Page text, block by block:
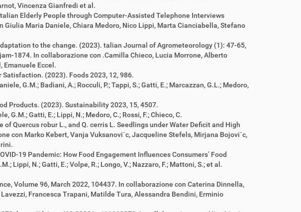
Vincenza Gianfredi et al.
Elderly People through Computer-Assisted Telephone Interviews
Maria Daniele, Chiara Medoro, Nico Lippi, Marta Cianciabella, Stefano
to the change. (2023). talian Journal of Agrometeorology (1): 47-65,
1874. In collaborazione con .Camilla Chieco, Lucia Morrone, Alberto
Emanuele Eccel.
(2023). Foods 2023, 12, 986.
G.M.; Badiani, A.; Rocculi, P.; Tappi, S.; Gatti, E.; Marcazzan, G.L.; Medoro,
Products. (2023). Sustainability 2023, 15, 4507.
Gatti, E.; Lippi, N.; Medoro, C.; Rossi, F.; Chieco, C.
Quercus robur L., and Q. cerris L. Seedlings under Water Deficit and High
con Marko Kebert, Vanja Vuksanovi´c, Jacqueline Stefels, Mirjana Bojovi´c,
19 Pandemic: How Food Engagement Influences Consumers’ Food
Lippi, N.; Gatti, E.; Volpe, R.; Longo, V.; Nazzaro, F.; Mattoni, S.; et al.
Volume 96, March 2022, 104437. In collaborazione con Caterina Dinnella,
Francesca Trapani, Matilde Tura, Alessandra Bendini, Erminio